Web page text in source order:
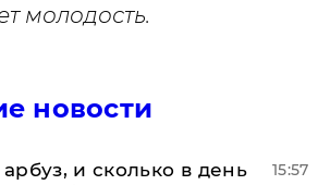
молодость.
новости
и сколько в день
15:57